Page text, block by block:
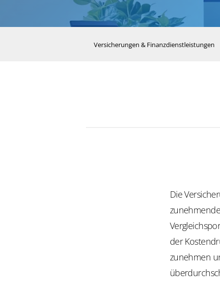
Versicherungen & Finanzdienstleistungen
Die Versicher
der
zunehmen